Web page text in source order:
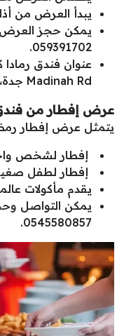
يبدأ العرض من
يمكن حجز العرض
059391702.
Madinah Rd جدة، المملكة العربية السعودية.
عرض إفطار من
يتمثل عرض إفطار
إفطار لشخص واحد كبير
إفطار لطفل صغير واحد
يقدم مأكولات
يمكن التواصل
0545580857.